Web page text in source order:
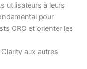
utilisateurs à leurs
pour
CRO et orienter les
aux autres